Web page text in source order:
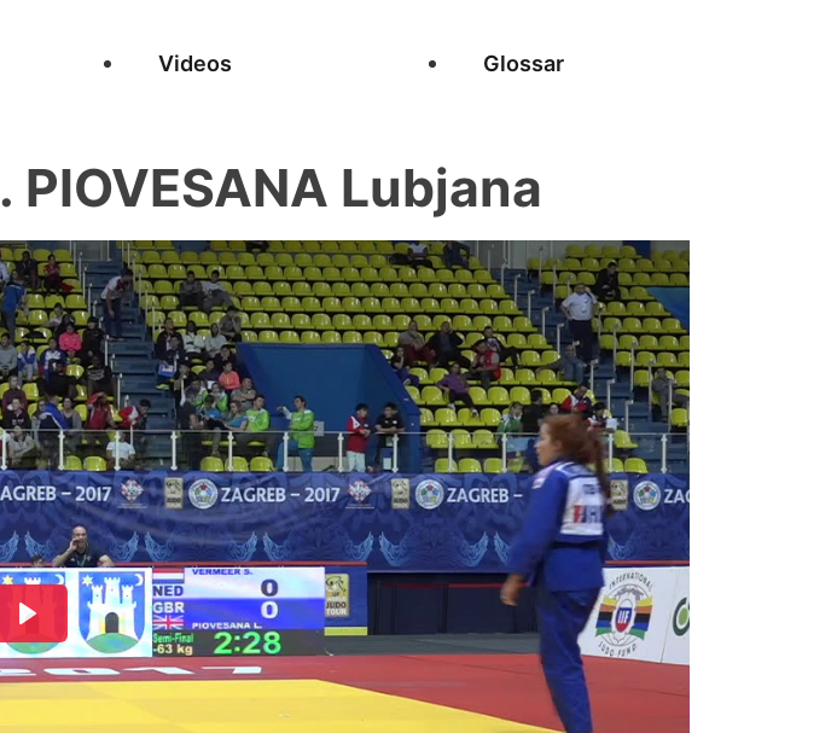
Videos Glossar
PIOVESANA Lubjana